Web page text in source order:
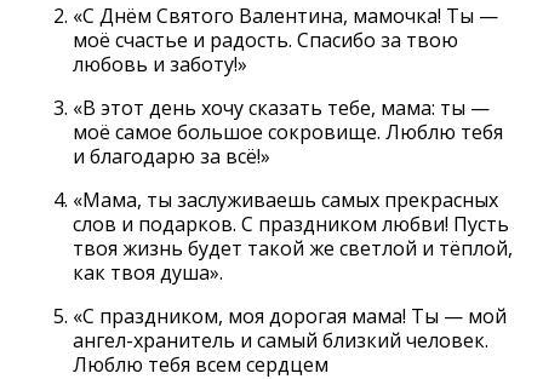
«С Днём Святого Валентина, мамочка! Ты —
моё счастье и радость. Спасибо за твою
любовь и заботу!»
«В этот день хочу сказать тебе, мама: ты —
моё самое большое сокровище. Люблю тебя
и благодарю за всё!»
«Мама, ты заслуживаешь самых прекрасных
слов и подарков. С праздником любви! Пусть
твоя жизнь будет такой же светлой и тёплой,
как твоя душа».
«С праздником, моя дорогая мама! Ты — мой
ангел-хранитель и самый близкий человек.
Люблю тебя всем сердцем